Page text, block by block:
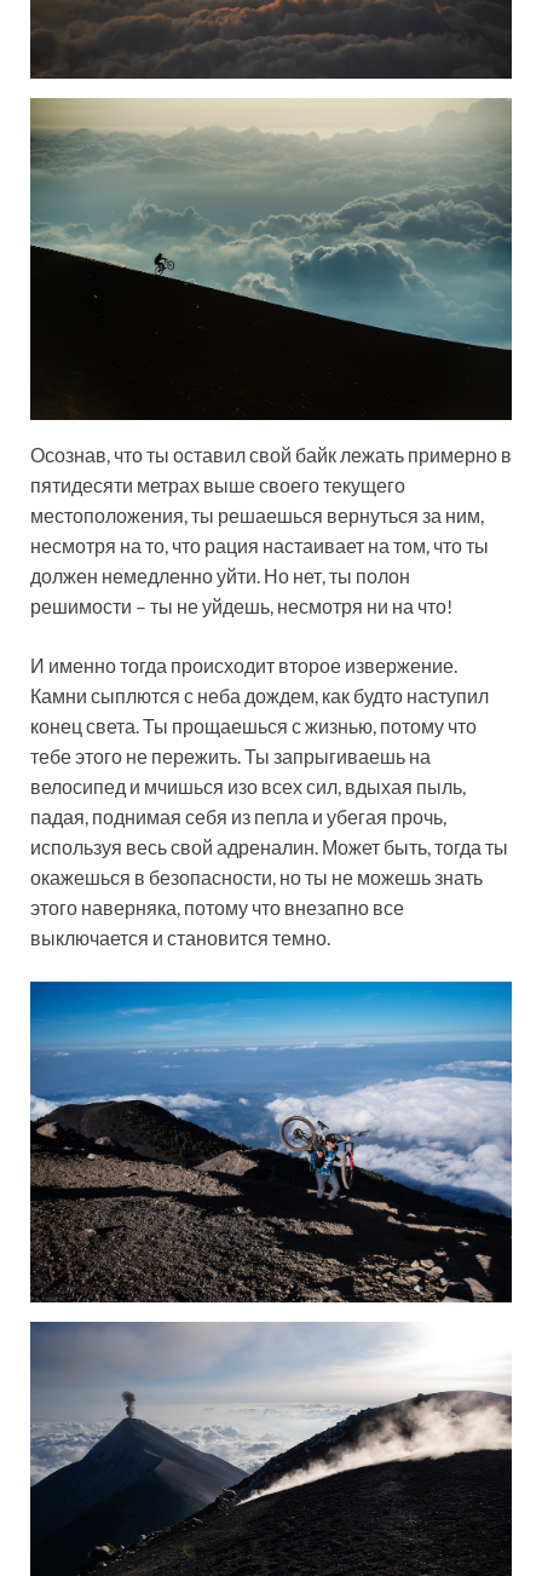
Осознав, что ты оставил свой байк лежать примерно в
пятидесяти метрах выше своего текущего
местоположения, ты решаешься вернуться за ним,
несмотря на то, что рация настаивает на том, что ты
должен немедленно уйти. Но нет, ты полон
решимости – ты не уйдешь, несмотря ни на что!
И именно тогда происходит второе извержение.
Камни сыплются с неба дождем, как будто наступил
конец света. Ты прощаешься с жизнью, потому что
тебе этого не пережить. Ты запрыгиваешь на
велосипед и мчишься изо всех сил, вдыхая пыль,
падая, поднимая себя из пепла и убегая прочь,
используя весь свой адреналин. Может быть, тогда ты
окажешься в безопасности, но ты не можешь знать
этого наверняка, потому что внезапно все
выключается и становится темно.